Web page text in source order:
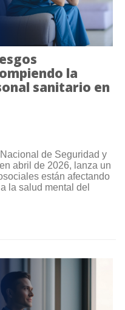
la
sanitario en
de Seguridad y
abril de 2026, lanza un
están afectando
la salud mental del